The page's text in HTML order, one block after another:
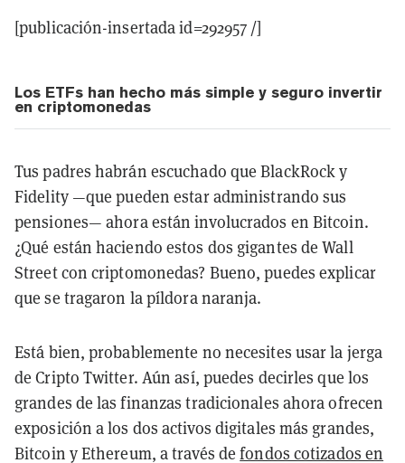
[publicación-insertada id=292957 /]
Los ETFs han hecho más simple y seguro invertir
en criptomonedas
Tus padres habrán escuchado que BlackRock y
Fidelity —que pueden estar administrando sus
pensiones— ahora están involucrados en Bitcoin.
¿Qué están haciendo estos dos gigantes de Wall
Street con criptomonedas? Bueno, puedes explicar
que se tragaron la píldora naranja.
Está bien, probablemente no necesites usar la jerga
de Cripto Twitter. Aún así, puedes decirles que los
grandes de las finanzas tradicionales ahora ofrecen
exposición a los dos activos digitales más grandes,
Bitcoin y Ethereum, a través defondos cotizados en